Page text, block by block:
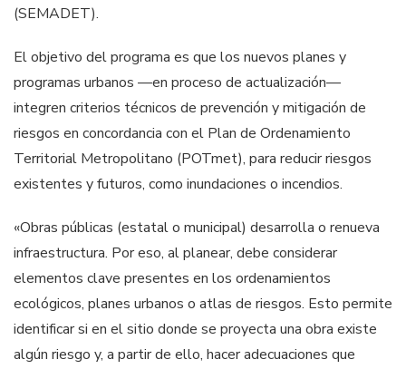
(SEMADET).
El objetivo del programa es que los nuevos planes y
programas urbanos —en proceso de actualización—
integren criterios técnicos de prevención y mitigación de
riesgos en concordancia con el Plan de Ordenamiento
Territorial Metropolitano (POTmet), para reducir riesgos
existentes y futuros, como inundaciones o incendios.
«Obras públicas (estatal o municipal) desarrolla o renueva
infraestructura. Por eso, al planear, debe considerar
elementos clave presentes en los ordenamientos
ecológicos, planes urbanos o atlas de riesgos. Esto permite
identificar si en el sitio donde se proyecta una obra existe
algún riesgo y, a partir de ello, hacer adecuaciones que